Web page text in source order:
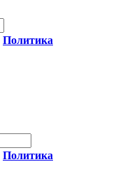
Политика
Политика